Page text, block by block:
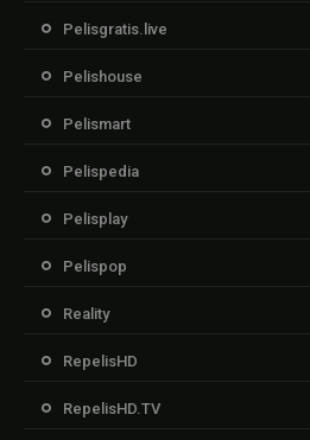
Pelisgratis.live
Pelishouse
Pelismart
Pelispedia
Pelisplay
Pelispop
Reality
RepelisHD
RepelisHD.TV